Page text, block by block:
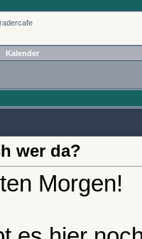
Kalender
wer da?
Morgen!